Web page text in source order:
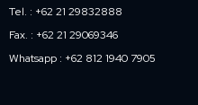
Tel. : +62 21 29832888
Fax. : +62 21 29069346
Whatsapp : +62 812 1940 7905